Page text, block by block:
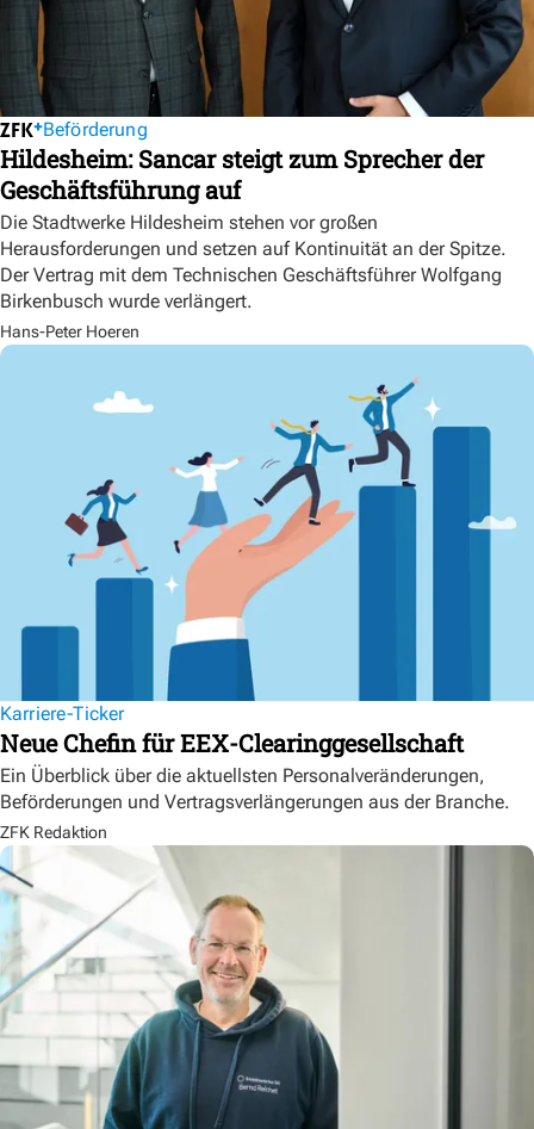
Beförderung
Hildesheim: Sancar steigt zum Sprecher der
Geschäftsführung auf
Die Stadtwerke Hildesheim stehen vor großen
Herausforderungen und setzen auf Kontinuität an der Spitze.
Der Vertrag mit dem Technischen Geschäftsführer Wolfgang
Birkenbusch wurde verlängert.
Hans-Peter Hoeren
Karriere-Ticker
Neue Chefin für EEX-Clearinggesellschaft
Ein Überblick über die aktuellsten Personalveränderungen,
Beförderungen und Vertragsverlängerungen aus der Branche.
ZFK Redaktion